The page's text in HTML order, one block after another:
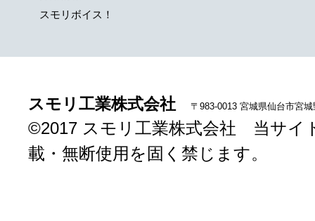
スモリボイス！
スモリ工業株式会社 〒983-0013 宮城県仙台市宮
©2017 スモリ工業株式会社 当サイ
載・無断使用を固く禁じます。